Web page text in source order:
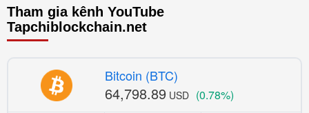
Tham gia kênh YouTube
Tapchiblockchain.net
Bitcoin (BTC)
64,798.89 USD (0.78%)